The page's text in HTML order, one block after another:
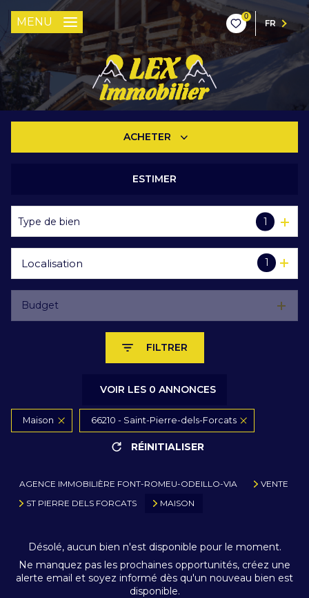
0
FR
MENU
ACHETER
ESTIMER
Type de bien 1
1
Localisation
Budget
FILTRER
VOIR LES 0 ANNONCES
Maison 66210 - Saint-Pierre-dels-Forcats
RÉINITIALISER
AGENCE IMMOBILIÈRE FONT-ROMEU-ODEILLO-VIA
VENTE
ST PIERRE DELS FORCATS
MAISON
Désolé, aucun bien n'est disponible pour le moment.
Ne manquez pas les prochaines opportunités, créez une
alerte email et soyez informé dès qu'un nouveau bien est
disponible.